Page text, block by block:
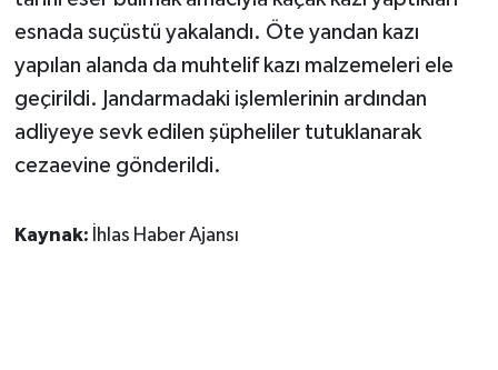
esnada suçüstü yakalandı. Öte yandan kazı
yapılan alanda da muhtelif kazı malzemeleri ele
geçirildi. Jandarmadaki işlemlerinin ardından
adliyeye sevk edilen şüpheliler tutuklanarak
cezaevine gönderildi.
Kaynak: İhlas Haber Ajansı